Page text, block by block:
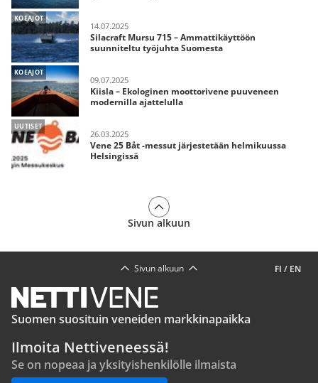
KOEAJOT
14.07.2025
Silacraft Mursu 715 – Ammattikäyttöön
suunniteltu työjuhta Suomesta
KOEAJOT
09.07.2025
Kiisla – Ekologinen moottorivene puuveneen
modernilla ajattelulla
UUTISET
26.03.2025
Vene 25 Båt -messut järjestetään helmikuussa
Helsingissä
Sivun alkuun
FI / EN
Sivun alkuun
Suomen suosituin veneiden markkinapaikka
Ilmoita Nettiveneessä!
Se on nopeaa ja yksityishenkilölle ilmaista